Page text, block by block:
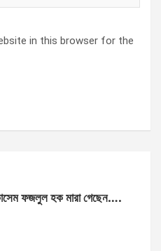
in this browser for the
ফজলুল হক মারা গেছেন….